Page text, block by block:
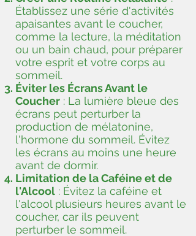
Établissez une série d'activités
apaisantes avant le coucher,
comme la lecture, la méditation
ou un bain chaud, pour préparer
votre esprit et votre corps au
sommeil.
Éviter les Écrans Avant le
Coucher : La lumière bleue des
écrans peut perturber la
production de mélatonine,
l'hormone du sommeil. Évitez
les écrans au moins une heure
avant de dormir.
Limitation de la Caféine et de
l'Alcool : Évitez la caféine et
l'alcool plusieurs heures avant le
coucher, car ils peuvent
perturber le sommeil.